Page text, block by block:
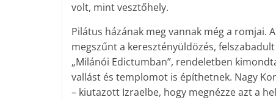
volt, mint vesztőhely.
Pilátus házának meg vannak még a romjai.
megszűnt a keresztényüldözés,
„Milánói Edictumban”, rendeletben
vallást és templomot is építhetnek. Nagy
– kiutazott Izraelbe, hogy megnézze azt a